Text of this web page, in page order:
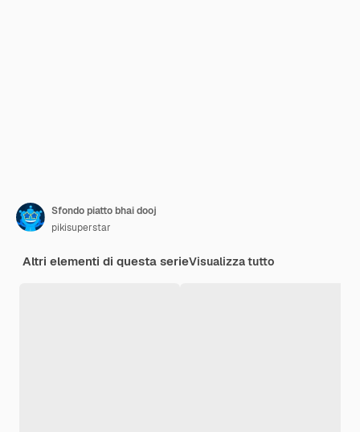
Sfondo piatto bhai dooj
pikisuperstar
Altri elementi di questa serieVisualizza tutto